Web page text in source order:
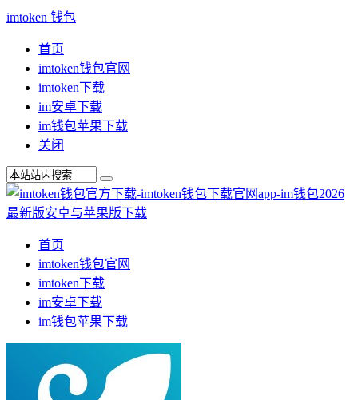
imtoken 钱包
首页
imtoken钱包官网
imtoken下载
im安卓下载
im钱包苹果下载
关闭
首页
imtoken钱包官网
imtoken下载
im安卓下载
im钱包苹果下载